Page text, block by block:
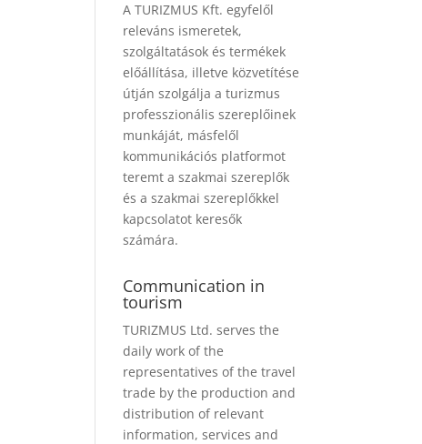
A TURIZMUS Kft. egyfelől
releváns ismeretek,
szolgáltatások és termékek
előállítása, illetve közvetítése
útján szolgálja a turizmus
professzionális szereplőinek
munkáját, másfelől
kommunikációs platformot
teremt a szakmai szereplők
és a szakmai szereplőkkel
kapcsolatot keresők
számára.
Communication in
tourism
TURIZMUS Ltd. serves the
daily work of the
representatives of the travel
trade by the production and
distribution of relevant
information, services and